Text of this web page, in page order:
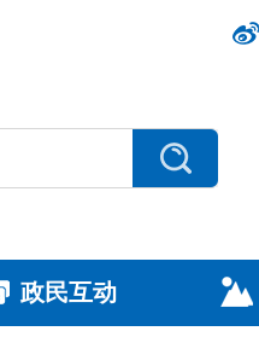
政民互动